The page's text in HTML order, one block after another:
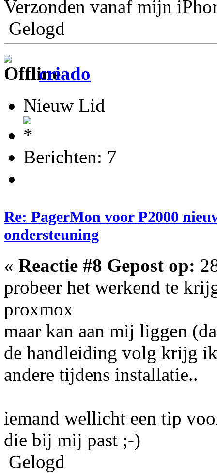
Verzonden vanaf mijn
Gelogd
criado
Nieuw Lid
Berichten: 7
Re: PagerMon voor P2000
ondersteuning
« Reactie #8 Gepost op:
probeer het werkend te
proxmox
maar kan aan mij liggen
de handleiding volg krijg
andere tijdens installatie..
iemand wellicht een tip
die bij mij past ;-)
Gelogd